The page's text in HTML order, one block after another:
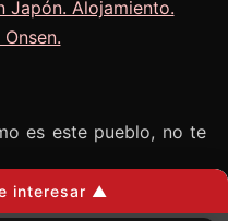
es este pueblo, no te
interesar ▲